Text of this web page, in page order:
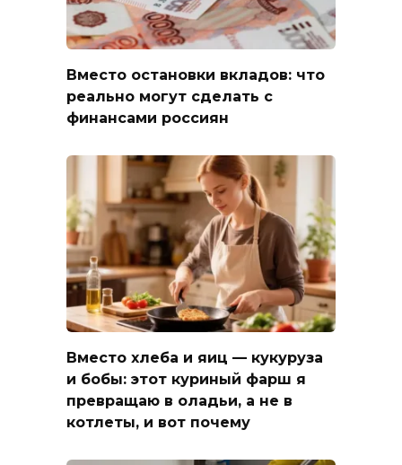
Вместо остановки вкладов: что
реально могут сделать с
финансами россиян
Вместо хлеба и яиц — кукуруза
и бобы: этот куриный фарш я
превращаю в оладьи, а не в
котлеты, и вот почему